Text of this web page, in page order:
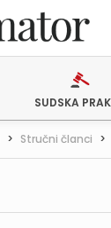
SUDSKA
> Stručni članci >